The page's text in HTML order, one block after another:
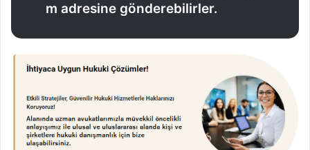
m adresine gönderebilirler.